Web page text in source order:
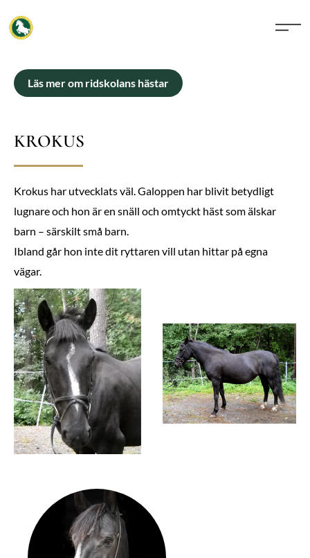
Läs mer om ridskolans hästar
KROKUS
Krokus har utvecklats väl. Galoppen har blivit betydligt
lugnare och hon är en snäll och omtyckt häst som älskar
barn – särskilt små barn.
Ibland går hon inte dit ryttaren vill utan hittar på egna
vägar.